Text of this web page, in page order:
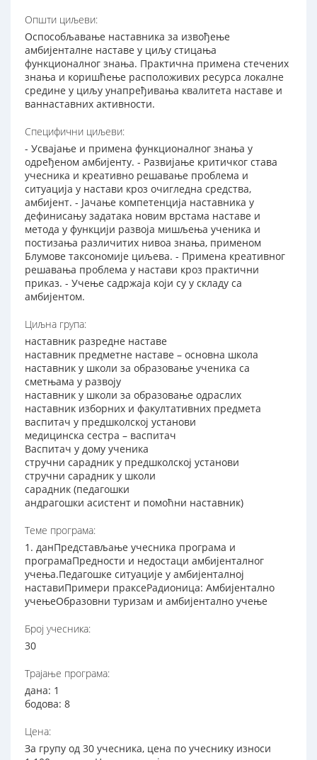
Општи циљеви:
Оспособљавање наставника за извођење
амбијенталне наставе у циљу стицања
функционалног знања. Практична примена стечених
знања и коришћење расположивих ресурса локалне
средине у циљу унапређивања квалитета наставе и
ваннаставних активности.
Специфични циљеви:
- Усвајање и примена функционалног знања у
одређеном амбијенту. - Развијање критичког става
учесника и креативно решавање проблема и
ситуација у настави кроз очигледна средства,
амбијент. - Јачање компетенција наставника у
дефинисању задатака новим врстама наставе и
метода у функцији развоја мишљења ученика и
постизања различитих нивоа знања, применом
Блумове таксономије циљева. - Примена креативног
решавања проблема у настави кроз практични
приказ. - Учење садржаја који су у складу са
амбијентом.
Циљна група:
наставник разредне наставе
наставник предметне наставе – основна школа
наставник у школи за образовање ученика са
сметњама у развоју
наставник у школи за образовање одраслих
наставник изборних и факултативних предмета
васпитач у предшколској установи
медицинска сестра – васпитач
Васпитач у дому ученика
стручни сарадник у предшколској установи
стручни сарадник у школи
сарадник (педагошки
андрагошки асистент и помоћни наставник)
Теме програма:
1. данПредстављање учесника програма и
програмаПредности и недостаци амбијенталног
учења.Педагошке ситуације у амбијенталној
наставиПримери праксеРадионица: Амбијентално
учењеОбразовни туризам и амбијентално учење
Број учесника:
30
Трајање програма:
дана: 1
бодова: 8
Цена:
За групу од 30 учесника, цена по учеснику износи